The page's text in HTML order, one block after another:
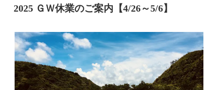
日:
2025 ＧＷ休業のご案内【4/26～5/6】